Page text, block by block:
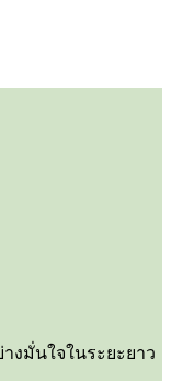
งมั่นใจในระยะยาว